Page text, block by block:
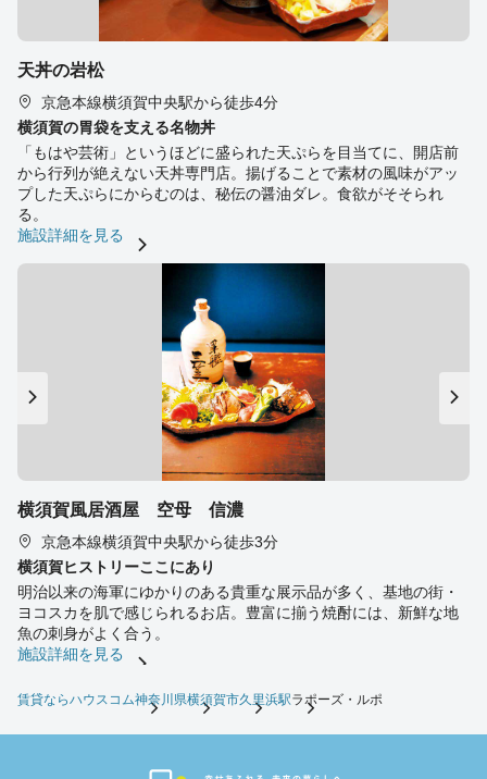
天丼の岩松
京急本線横須賀中央駅から徒歩4分
横須賀の胃袋を支える名物丼
「もはや芸術」というほどに盛られた天ぷらを目当てに、開店前
から行列が絶えない天丼専門店。揚げることで素材の風味がアッ
プした天ぷらにからむのは、秘伝の醤油ダレ。食欲がそそられ
る。
施設詳細を見る
横須賀風居酒屋 空母 信濃
京急本線横須賀中央駅から徒歩3分
横須賀ヒストリーここにあり
明治以来の海軍にゆかりのある貴重な展示品が多く、基地の街・
ヨコスカを肌で感じられるお店。豊富に揃う焼酎には、新鮮な地
魚の刺身がよく合う。
施設詳細を見る
賃貸ならハウスコム神奈川県横須賀市久里浜駅ラポーズ・ルポ